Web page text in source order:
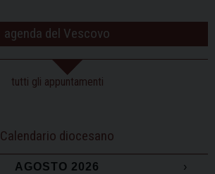
agenda del Vescovo
tutti gli appuntamenti
Calendario diocesano
AGOSTO 2026
›